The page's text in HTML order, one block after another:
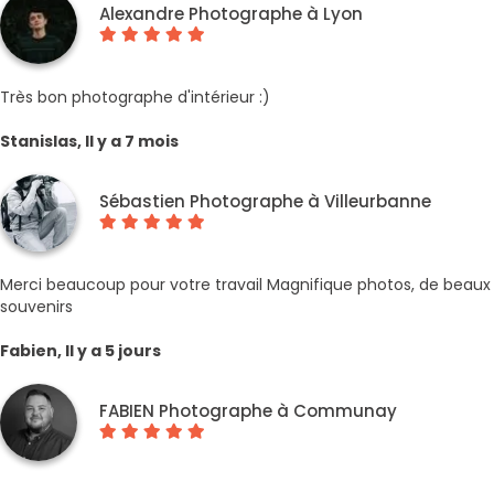
Alexandre Photographe à Lyon
Très bon photographe d'intérieur :)
Stanislas, Il y a 7 mois
Sébastien Photographe à Villeurbanne
Merci beaucoup pour votre travail Magnifique photos, de beaux
souvenirs
Fabien, Il y a 5 jours
FABIEN Photographe à Communay